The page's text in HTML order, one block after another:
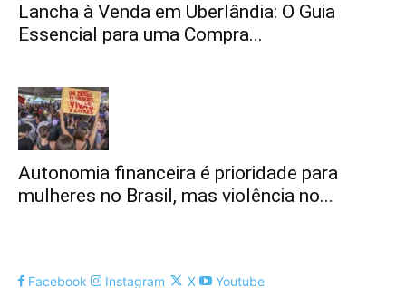
Lancha à Venda em Uberlândia: O Guia
Essencial para uma Compra...
Autonomia financeira é prioridade para
mulheres no Brasil, mas violência no...
Facebook Instagram X Youtube